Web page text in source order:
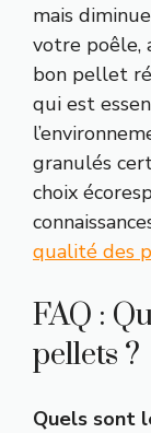
mais
votre poêle,
bon pellet
qui est
granulés
choix
qualité des
FAQ :
pellets ?
Quels sont